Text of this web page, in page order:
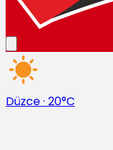
Düzce· 20°C